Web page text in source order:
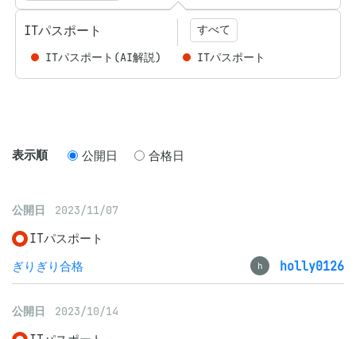
ITパスポート すべて
ITパスポート(AI解説) ITパスポート
表示順 公開日 合格日
公開日 2023/11/07
ITパスポート
ぎりぎり合格
h holly0126
公開日 2023/10/14